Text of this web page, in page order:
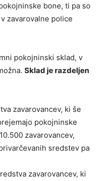
bone, ti pa so
zavarovalne police
pokojninski sklad, v
Sklad je razdeljen
zavarovancev, ki še
pokojninske
zavarovancev,
sredstev pa
zavarovancev, ki